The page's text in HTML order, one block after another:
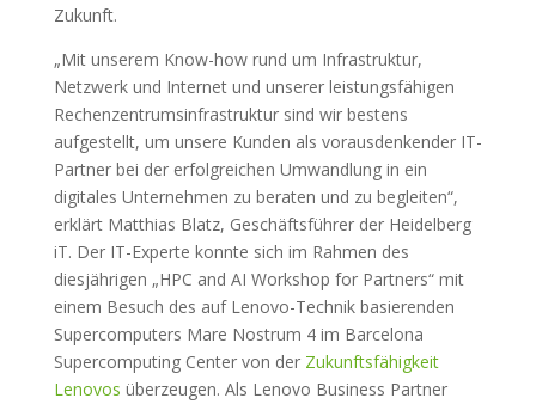
Zukunft.
„Mit unserem Know-how rund um Infrastruktur,
Netzwerk und Internet und unserer leistungsfähigen
Rechenzentrumsinfrastruktur sind wir bestens
aufgestellt, um unsere Kunden als vorausdenkender IT-
Partner bei der erfolgreichen Umwandlung in ein
digitales Unternehmen zu beraten und zu begleiten“,
erklärt Matthias Blatz, Geschäftsführer der Heidelberg
iT. Der IT-Experte konnte sich im Rahmen des
diesjährigen „HPC and AI Workshop for Partners“ mit
einem Besuch des auf Lenovo-Technik basierenden
Supercomputers Mare Nostrum 4 im Barcelona
Supercomputing Center von der Zukunftsfähigkeit
Lenovos überzeugen. Als Lenovo Business Partner